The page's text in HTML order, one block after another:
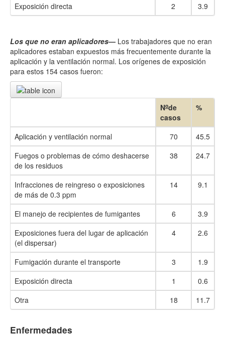
Exposición directa 2 3.9
Los que no eran aplicadores— Los trabajadores que no eran
aplicadores estaban expuestos más frecuentemente durante la
aplicación y la ventilación normal. Los orígenes de exposición
para estos 154 casos fueron:
Node
casos
%
Aplicación y ventilación normal 70
45.5
Fuegos o problemas de cómo deshacerse
de los residuos
38 24.7
Infracciones de reingreso o exposiciones
de más de 0.3 ppm
14 9.1
El manejo de recipientes de fumigantes 6
3.9
Exposiciones fuera del lugar de aplicación
(el dispersar)
4 2.6
Fumigación durante el transporte 3
1.9
Exposición directa
1
0.6
Otra
18 11.7
Enfermedades